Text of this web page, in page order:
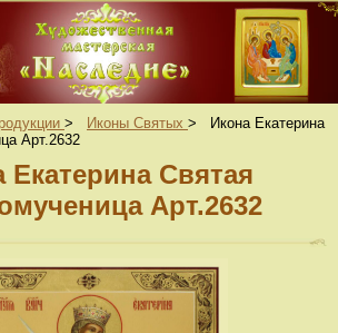
> Иконы Святых >
Икона Екатерина
Арт.2632
Екатерина Святая
Арт.2632